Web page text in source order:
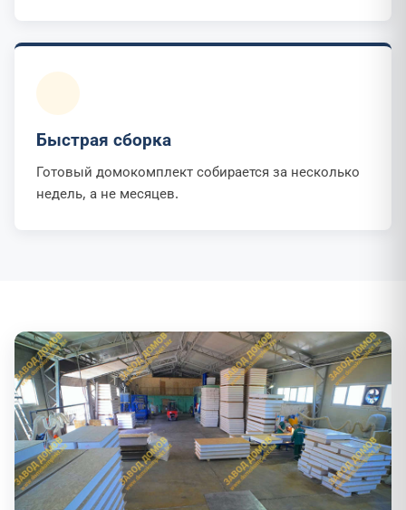
Быстрая сборка
Готовый домокомплект собирается за несколько
недель, а не месяцев.